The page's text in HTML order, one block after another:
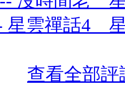
星雲禪話4
查看全部評